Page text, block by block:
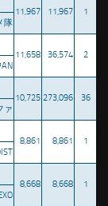
11,967
11,967
1
隊
11,658
36,574
2
10,725 273,096
36
ァ
8,861
8,861
1
8,668
8,668
1